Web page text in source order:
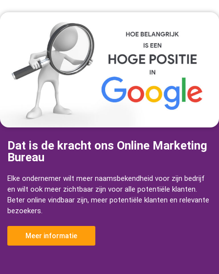
Dat is de kracht ons Online Marketing
Bureau
Elke ondernemer wilt meer naamsbekendheid voor zijn bedrijf
en wilt ook meer zichtbaar zijn voor alle potentiële klanten.
Beter online vindbaar zijn, meer potentiële klanten en relevante
bezoekers.
Meer informatie